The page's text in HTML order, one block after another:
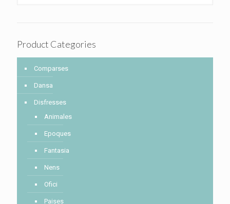
Product Categories
Comparses
Dansa
Disfresses
Animales
Epoques
Fantasia
Nens
Ofici
Paises